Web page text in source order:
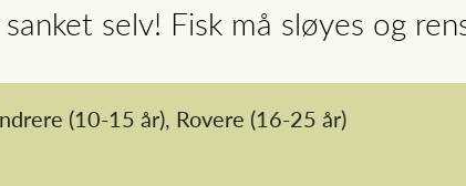
selv! Fisk må sløyes og
(10-15 år), Rovere (16-25 år)